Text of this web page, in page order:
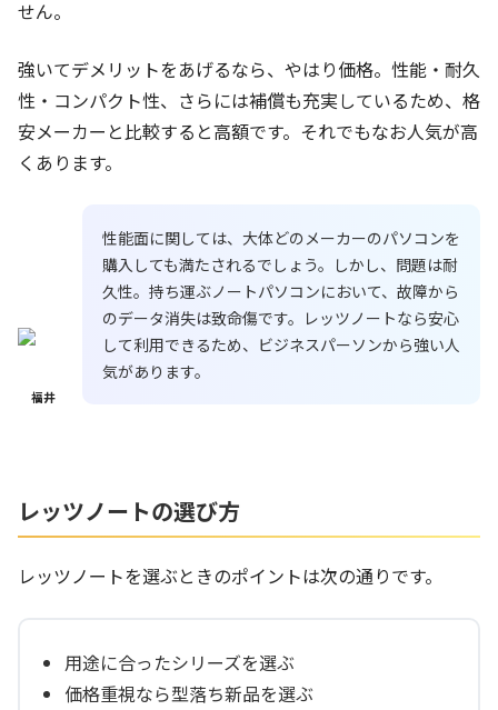
せん。
強いてデメリットをあげるなら、やはり価格。性能・耐久
性・コンパクト性、さらには補償も充実しているため、格
安メーカーと比較すると高額です。それでもなお人気が高
くあります。
福井
性能面に関しては、大体どのメーカーのパソコンを
購入しても満たされるでしょう。しかし、問題は耐
久性。持ち運ぶノートパソコンにおいて、故障から
のデータ消失は致命傷です。レッツノートなら安心
して利用できるため、ビジネスパーソンから強い人
気があります。
レッツノートの選び方
レッツノートを選ぶときのポイントは次の通りです。
用途に合ったシリーズを選ぶ
価格重視なら型落ち新品を選ぶ